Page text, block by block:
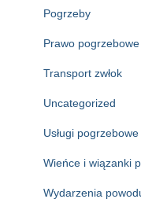
Pogrzeby
Prawo pogrzebowe
Transport zwłok
Uncategorized
Usługi pogrzebowe
Wieńce i wiązanki
Wydarzenia